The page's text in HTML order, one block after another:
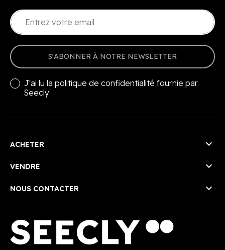
S'ABONNER À NOTRE NEWSLETTER
J'ai lu la politique de confidentialité fournie par
Seecly
ACHETER 
VENDRE 
NOUS CONTACTER 